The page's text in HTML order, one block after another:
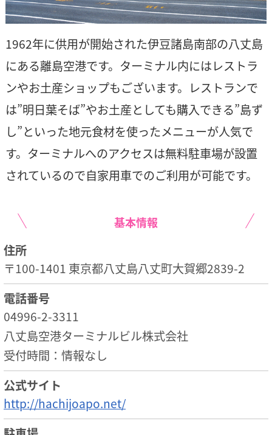
1962年に供用が開始された伊豆諸島南部の八丈島
にある離島空港です。ターミナル内にはレストラ
ンやお土産ショップもございます。レストランで
は”明日葉そば”やお土産としても購入できる”島ず
し”といった地元食材を使ったメニューが人気で
す。ターミナルへのアクセスは無料駐車場が設置
されているので自家用車でのご利用が可能です。
基本情報
住所
〒100-1401 東京都八丈島八丈町大賀郷2839-2
電話番号
04996-2-3311
八丈島空港ターミナルビル株式会社
受付時間：情報なし
公式サイト
http://hachijoapo.net/